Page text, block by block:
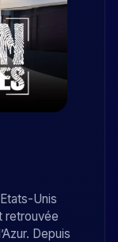
Unis
retrouvée
Depuis